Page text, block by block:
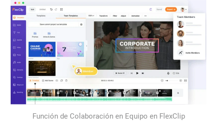
Función de Colaboración en Equipo en FlexClip